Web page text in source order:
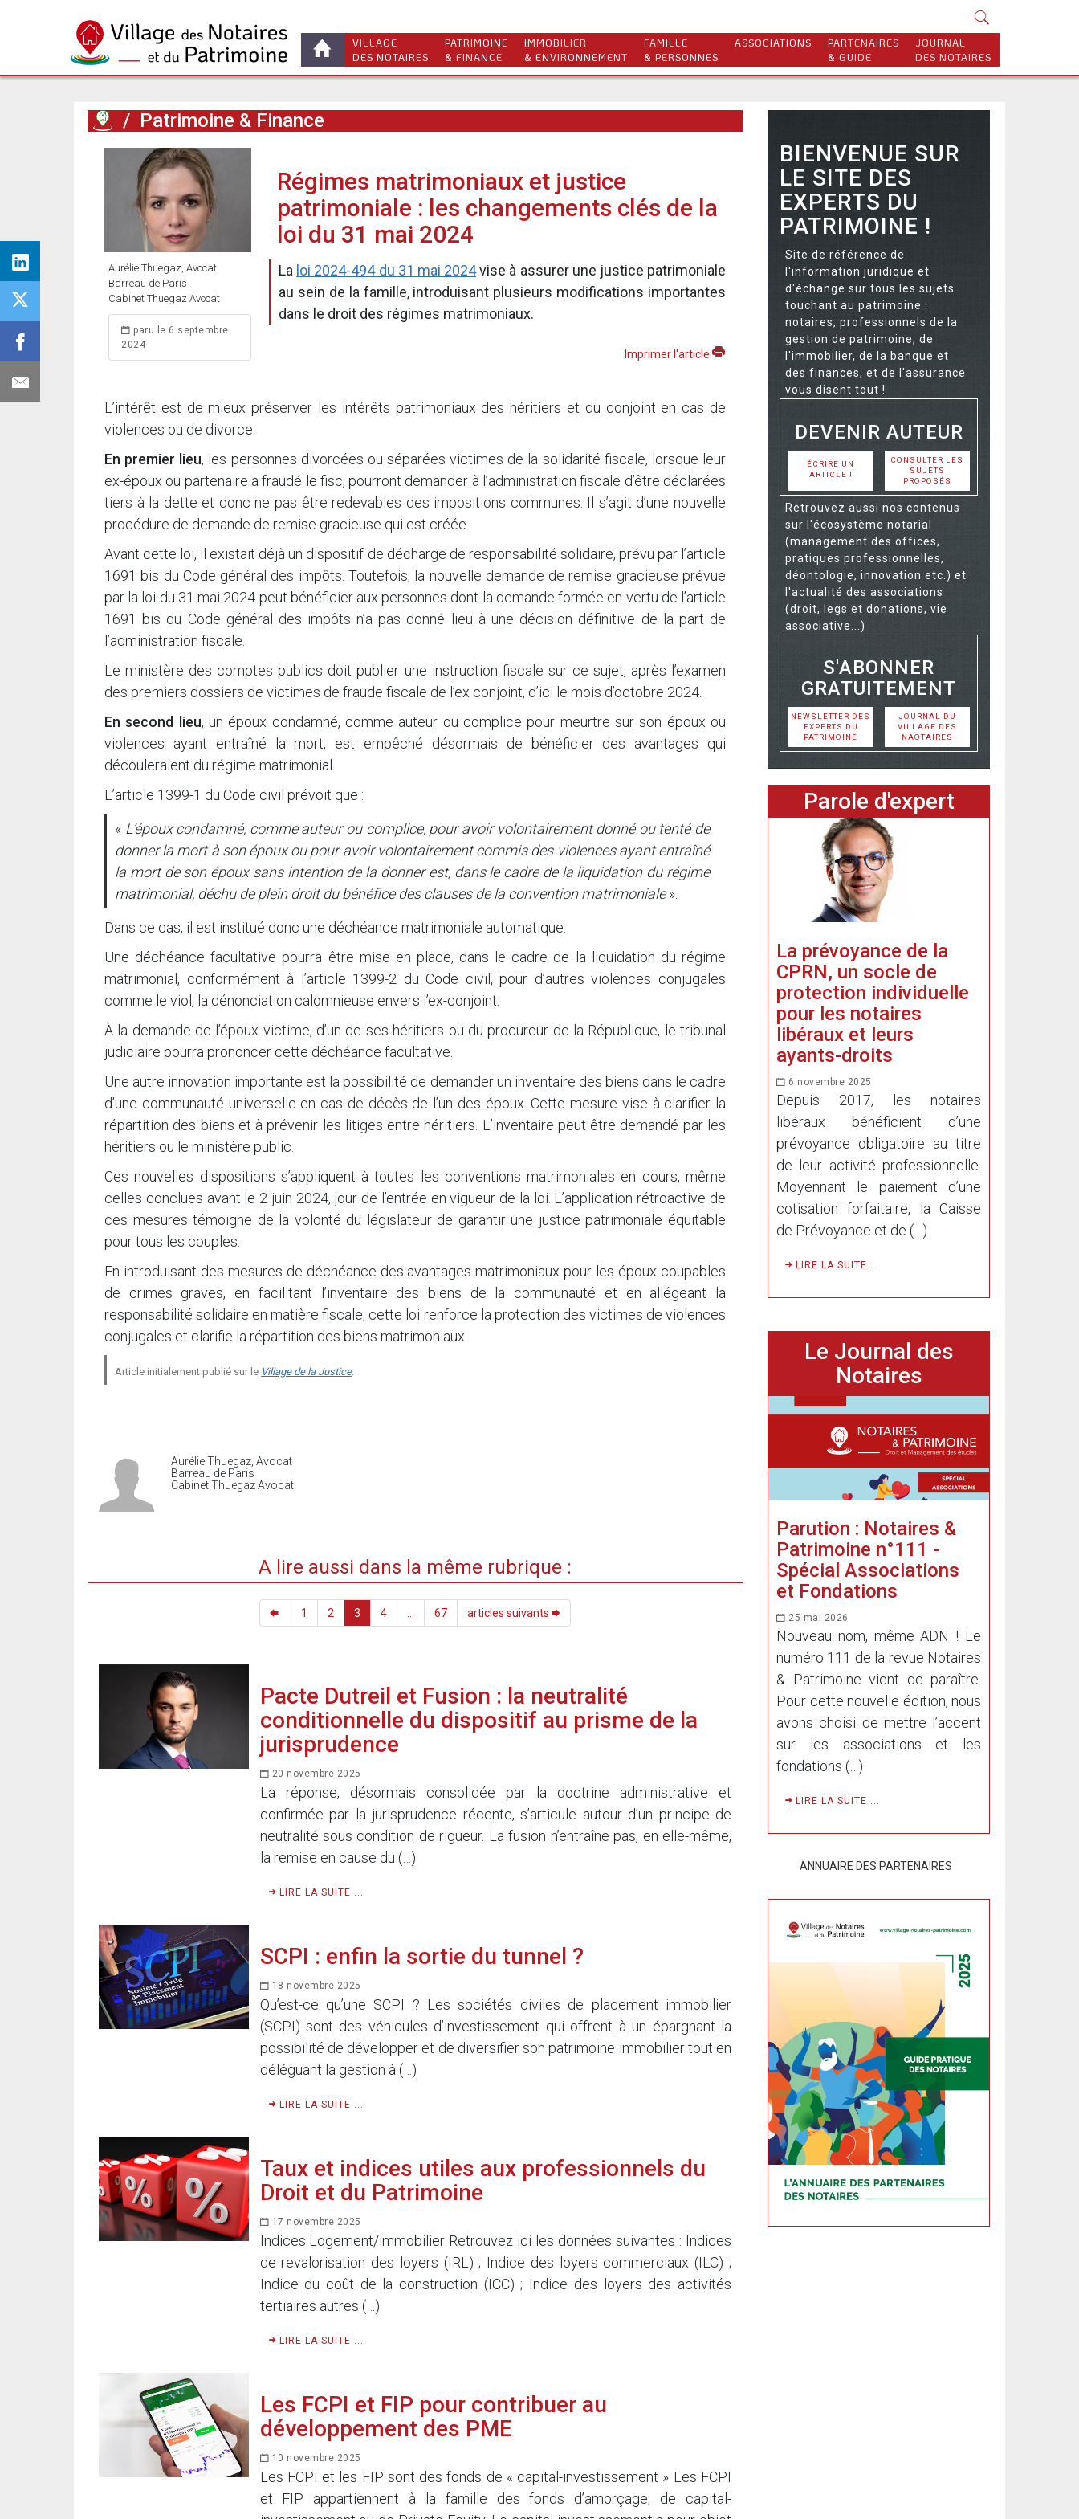
VILLAGE
DES NOTAIRES
PATRIMOINE
& FINANCE
IMMOBILIER
& ENVIRONNEMENT
FAMILLE
& PERSONNES
ASSOCIATIONS
PARTENAIRES
& GUIDE
JOURNAL
DES NOTAIRES
/ Patrimoine & Finance
Aurélie Thuegaz, Avocat
Barreau de Paris
Cabinet Thuegaz Avocat
paru le 6 septembre
2024
Régimes matrimoniaux et justice
patrimoniale : les changements clés de la
loi du 31 mai 2024
La loi 2024-494 du 31 mai 2024vise à assurer une justice patrimoniale
au sein de la famille, introduisant plusieurs modifications importantes
dans le droit des régimes matrimoniaux.
Imprimer l'article
L’intérêt est de mieux préserver les intérêts patrimoniaux des héritiers et du conjoint en cas de
violences ou de divorce.
En premier lieu, les personnes divorcées ou séparées victimes de la solidarité fiscale, lorsque leur
ex-époux ou partenaire a fraudé le fisc, pourront demander à l’administration fiscale d’être déclarées
tiers à la dette et donc ne pas être redevables des impositions communes. Il s’agit d’une nouvelle
procédure de demande de remise gracieuse qui est créée.
Avant cette loi, il existait déjà un dispositif de décharge de responsabilité solidaire, prévu par l’article
1691 bis du Code général des impôts. Toutefois, la nouvelle demande de remise gracieuse prévue
par la loi du 31 mai 2024 peut bénéficier aux personnes dont la demande formée en vertu de l’article
1691 bis du Code général des impôts n’a pas donné lieu à une décision définitive de la part de
l’administration fiscale.
Le ministère des comptes publics doit publier une instruction fiscale sur ce sujet, après l’examen
des premiers dossiers de victimes de fraude fiscale de l’ex conjoint, d’ici le mois d’octobre 2024.
En second lieu, un époux condamné, comme auteur ou complice pour meurtre sur son époux ou
violences ayant entraîné la mort, est empêché désormais de bénéficier des avantages qui
découleraient du régime matrimonial.
L’article 1399-1 du Code civil prévoit que :
« L’époux condamné, comme auteur ou complice, pour avoir volontairement donné ou tenté de
donner la mort à son époux ou pour avoir volontairement commis des violences ayant entraîné
la mort de son époux sans intention de la donner est, dans le cadre de la liquidation du régime
matrimonial, déchu de plein droit du bénéfice des clauses de la convention matrimoniale».
Dans ce cas, il est institué donc une déchéance matrimoniale automatique.
Une déchéance facultative pourra être mise en place, dans le cadre de la liquidation du régime
matrimonial, conformément à l’article 1399-2 du Code civil, pour d’autres violences conjugales
comme le viol, la dénonciation calomnieuse envers l’ex-conjoint.
À la demande de l’époux victime, d’un de ses héritiers ou du procureur de la République, le tribunal
judiciaire pourra prononcer cette déchéance facultative.
Une autre innovation importante est la possibilité de demander un inventaire des biens dans le cadre
d’une communauté universelle en cas de décès de l’un des époux. Cette mesure vise à clarifier la
répartition des biens et à prévenir les litiges entre héritiers. L’inventaire peut être demandé par les
héritiers ou le ministère public.
Ces nouvelles dispositions s’appliquent à toutes les conventions matrimoniales en cours, même
celles conclues avant le 2 juin 2024, jour de l’entrée en vigueur de la loi. L’application rétroactive de
ces mesures témoigne de la volonté du législateur de garantir une justice patrimoniale équitable
pour tous les couples.
En introduisant des mesures de déchéance des avantages matrimoniaux pour les époux coupables
de crimes graves, en facilitant l’inventaire des biens de la communauté et en allégeant la
responsabilité solidaire en matière fiscale, cette loi renforce la protection des victimes de violences
conjugales et clarifie la répartition des biens matrimoniaux.
Article initialement publié sur le Village de la Justice.
Aurélie Thuegaz, Avocat
Barreau de Paris
Cabinet Thuegaz Avocat
A lire aussi dans la même rubrique :
1 2 3 4 ... 67 articles suivants
Pacte Dutreil et Fusion : la neutralité
conditionnelle du dispositif au prisme de la
jurisprudence
20 novembre 2025
La réponse, désormais consolidée par la doctrine administrative et
confirmée par la jurisprudence récente, s’articule autour d’un principe de
neutralité sous condition de rigueur. La fusion n’entraîne pas, en elle-même,
la remise en cause du (…)
LIRE LA SUITE ...
SCPI : enfin la sortie du tunnel ?
18 novembre 2025
Qu’est-ce qu’une SCPI ? Les sociétés civiles de placement immobilier
(SCPI) sont des véhicules d’investissement qui offrent à un épargnant la
possibilité de développer et de diversifier son patrimoine immobilier tout en
déléguant la gestion à (…)
LIRE LA SUITE ...
Taux et indices utiles aux professionnels du
Droit et du Patrimoine
17 novembre 2025
Indices Logement/immobilier Retrouvez ici les données suivantes : Indices
de revalorisation des loyers (IRL) ; Indice des loyers commerciaux (ILC) ;
Indice du coût de la construction (ICC) ; Indice des loyers des activités
tertiaires autres (…)
LIRE LA SUITE ...
Les FCPI et FIP pour contribuer au
développement des PME
10 novembre 2025
Les FCPI et les FIP sont des fonds de « capital-investissement » Les FCPI
et FIP appartiennent à la famille des fonds d’amorçage, de capital-
BIENVENUE SUR
LE SITE DES
EXPERTS DU
PATRIMOINE !
Site de référence de
l'information juridique et
d'échange sur tous les sujets
touchant au patrimoine :
notaires, professionnels de la
gestion de patrimoine, de
l'immobilier, de la banque et
des finances, et de l'assurance
vous disent tout !
DEVENIR AUTEUR
ÉCRIRE UN
ARTICLE !
CONSULTER LES
SUJETS
PROPOSÉS
Retrouvez aussi nos contenus
sur l'écosystème notarial
(management des offices,
pratiques professionnelles,
déontologie, innovation etc.) et
l'actualité des associations
(droit, legs et donations, vie
associative...)
S'ABONNER
GRATUITEMENT
NEWSLETTER DES
EXPERTS DU
PATRIMOINE
JOURNAL DU
VILLAGE DES
NAOTAIRES
Parole d'expert
La prévoyance de la
CPRN, un socle de
protection individuelle
pour les notaires
libéraux et leurs
ayants-droits
6 novembre 2025
Depuis 2017, les notaires
libéraux bénéficient d’une
prévoyance obligatoire au titre
de leur activité professionnelle.
Moyennant le paiement d’une
cotisation forfaitaire, la Caisse
de Prévoyance et de (…)
LIRE LA SUITE ...
Le Journal des
Notaires
Parution : Notaires &
Patrimoine n°111 -
Spécial Associations
et Fondations
25 mai 2026
Nouveau nom, même ADN ! Le
numéro 111 de la revue Notaires
& Patrimoine vient de paraître.
Pour cette nouvelle édition, nous
avons choisi de mettre l’accent
sur les associations et les
fondations (…)
LIRE LA SUITE ...
ANNUAIRE DES PARTENAIRES